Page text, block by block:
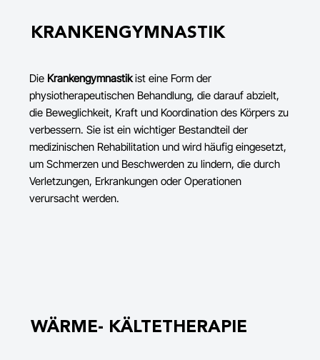
Die Krankengymnastikist eine Form der
physiotherapeutischen Behandlung, die darauf abzielt,
die Beweglichkeit, Kraft und Koordination des Körpers zu
verbessern. Sie ist ein wichtiger Bestandteil der
medizinischen Rehabilitation und wird häufig eingesetzt,
um Schmerzen und Beschwerden zu lindern, die durch
Verletzungen, Erkrankungen oder Operationen
verursacht werden.
KRANKENGYMNASTIK
WÄRME- KÄLTETHERAPIE